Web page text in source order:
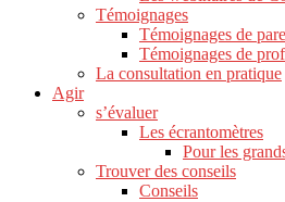
Témoignages
Témoignages de
Témoignages de
La consultation en pratique
Agir
s’évaluer
Les écrantomètres
Pour les
Trouver des conseils
Conseils